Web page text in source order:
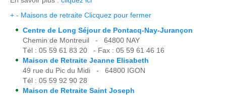
+ - Maisons de retraite Clicquez pour fermer
Centre de Long Séjour de Pontacq-Nay-Jurançon
Chemin de Montreuil - 64800 NAY
Tél : 05 59 61 83 20 - Fax : 05 59 61 46 16
Maison de Retraite Jeanne Elisabeth
49 rue du Pic du Midi - 64800 IGON
Tél : 05 59 92 90 28
Maison de Retraite Saint Joseph